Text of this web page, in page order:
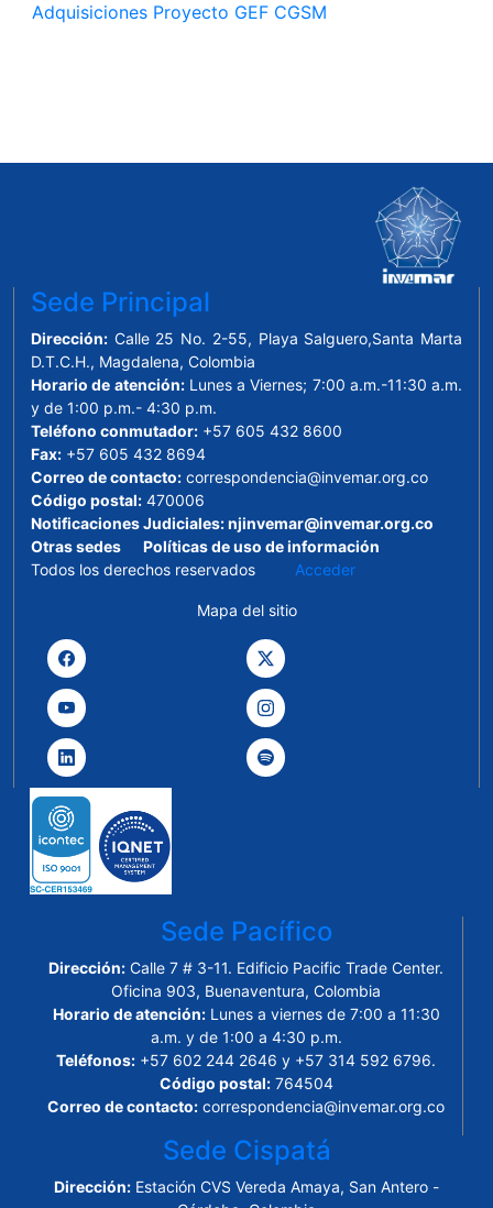
Adquisiciones Proyecto GEF CGSM
Sede Principal
Dirección: Calle 25 No. 2-55, Playa Salguero,Santa Marta
D.T.C.H., Magdalena, Colombia
Horario de atención:Lunes a Viernes; 7:00 a.m.-11:30 a.m.
y de 1:00 p.m.- 4:30 p.m.
Teléfono conmutador: +57 605 432 8600
Fax: +57 605 432 8694
Correo de contacto: correspondencia@invemar.org.co
Código postal: 470006
Notificaciones Judiciales:njinvemar@invemar.org.co
Otras sedes
Políticas de uso de información
Todos los derechos reservados Acceder
Mapa del sitio
Sede Pacífico
Dirección: Calle 7 # 3-11. Edificio Pacific Trade Center.
Oficina 903, Buenaventura, Colombia
Horario de atención:Lunes a viernes de 7:00 a 11:30
a.m. y de 1:00 a 4:30 p.m.
Teléfonos: +57 602 244 2646 y +57 314 592 6796.
Código postal:764504
Correo de contacto: correspondencia@invemar.org.co
Sede Cispatá
Dirección: Estación CVS Vereda Amaya, San Antero -